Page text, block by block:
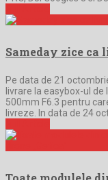
Sameday zice ca
Pe data de 21
livrare la easybox-ul
500mm F6.3 pentru
livreze. In data de 24